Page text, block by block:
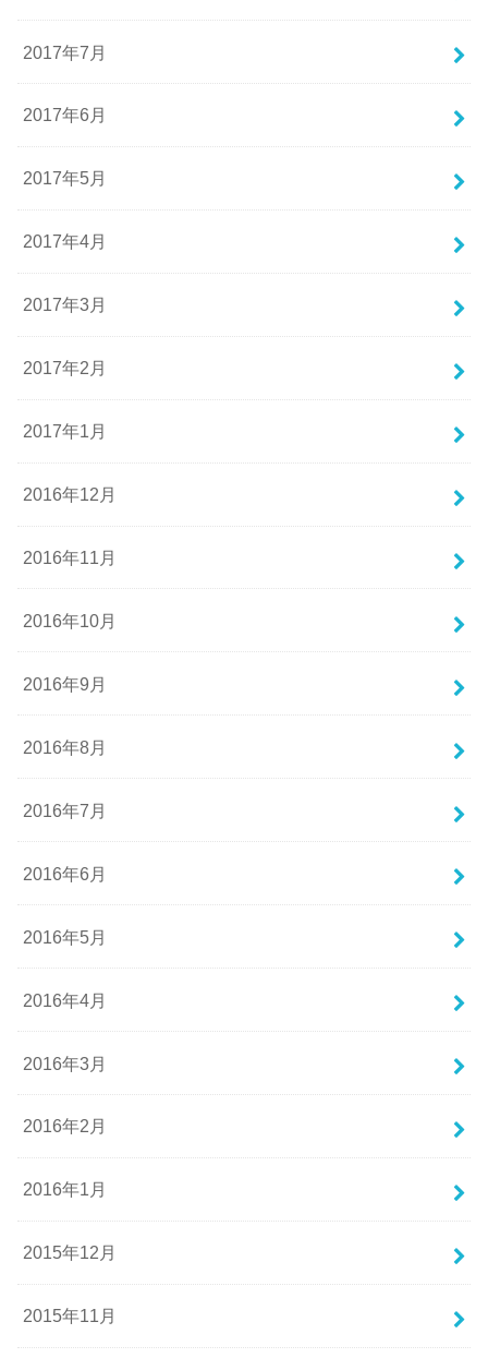
2017年7月
2017年6月
2017年5月
2017年4月
2017年3月
2017年2月
2017年1月
2016年12月
2016年11月
2016年10月
2016年9月
2016年8月
2016年7月
2016年6月
2016年5月
2016年4月
2016年3月
2016年2月
2016年1月
2015年12月
2015年11月